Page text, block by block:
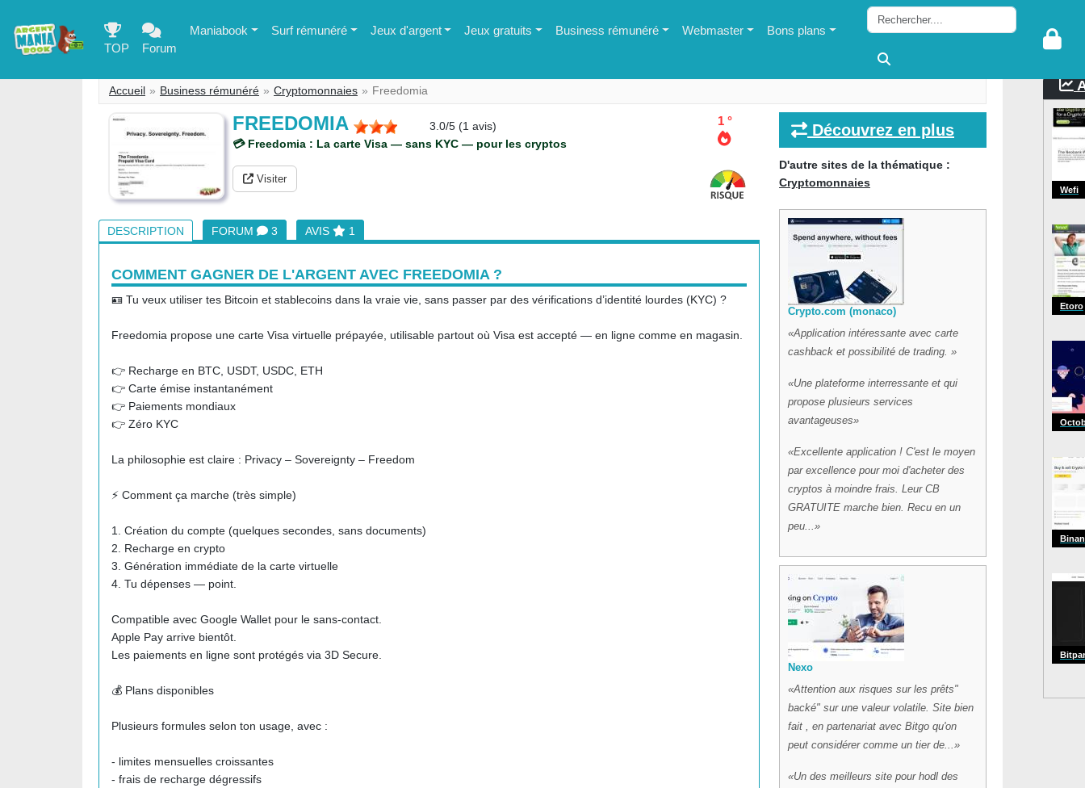
TOP Forum
Maniabook Surf rémunéré Jeux d'argent Jeux gratuits Business rémunéré Webmaster Bons plans
Accueil Business rémunéré Cryptomonnaies Freedomia
FREEDOMIA 3.0/5 (1 avis) 1 °
💳 Freedomia : La carte Visa — sans KYC — pour les cryptos
Visiter
DESCRIPTION FORUM 3 AVIS 1
COMMENT GAGNER DE L'ARGENT AVEC FREEDOMIA ?
🪪 Tu veux utiliser tes Bitcoin et stablecoins dans la vraie vie, sans passer par des vérifications d’identité lourdes (KYC) ?
Freedomia propose une carte Visa virtuelle prépayée, utilisable partout où Visa est accepté — en ligne comme en magasin.
👉 Recharge en BTC, USDT, USDC, ETH
👉 Carte émise instantanément
👉 Paiements mondiaux
👉 Zéro KYC
La philosophie est claire : Privacy – Sovereignty – Freedom
⚡ Comment ça marche (très simple)
1. Création du compte (quelques secondes, sans documents)
2. Recharge en crypto
3. Génération immédiate de la carte virtuelle
4. Tu dépenses — point.
Compatible avec Google Wallet pour le sans-contact.
Apple Pay arrive bientôt.
Les paiements en ligne sont protégés via 3D Secure.
💰 Plans disponibles
Plusieurs formules selon ton usage, avec :
- limites mensuelles croissantes
- frais de recharge dégressifs
Découvrez en plus
D'autre sites de la thématique :
Cryptomonnaies
Crypto.com (monaco)
Application intéressante avec carte
cashback et possibilité de trading.
Une plateforme interressante et qui
propose plusieurs services
avantageuses
Excellente application ! C'est le moyen
par excellence pour moi d'acheter des
cryptos à moindre frais. Leur CB
GRATUITE marche bien. Recu en un
peu...
Nexo
Attention aux risques sur les prêts"
backé" sur une valeur volatile. Site bien
fait , en partenariat avec Bitgo qu'on
peut considérer comme un tier de...
Un des meilleurs site pour hodl des
Wefi
Etoro